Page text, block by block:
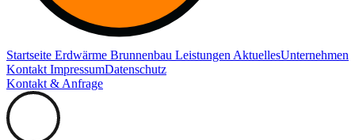
Startseite Erdwärme Brunnenbau Leistungen AktuellesUnternehmen
Kontakt ImpressumDatenschutz
Kontakt & Anfrage